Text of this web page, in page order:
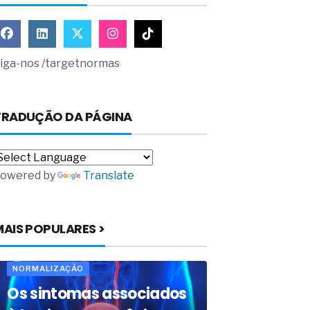
nos /targetnormas
DA PÁGINA
by Translate
POPULARES >
NORMALIZAÇÃO
Os sintomas associados